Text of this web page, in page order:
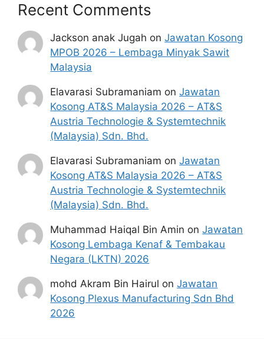
Recent Comments
Jackson anak Jugah onJawatan Kosong
MPOB 2026 – Lembaga Minyak Sawit
Malaysia
Elavarasi Subramaniam onJawatan
Kosong AT&S Malaysia 2026 – AT&S
Austria Technologie & Systemtechnik
(Malaysia) Sdn. Bhd.
Elavarasi Subramaniam onJawatan
Kosong AT&S Malaysia 2026 – AT&S
Austria Technologie & Systemtechnik
(Malaysia) Sdn. Bhd.
Muhammad Haiqal Bin Amin onJawatan
Kosong Lembaga Kenaf & Tembakau
Negara (LKTN) 2026
mohd Akram Bin Hairul onJawatan
Kosong Plexus Manufacturing Sdn Bhd
2026